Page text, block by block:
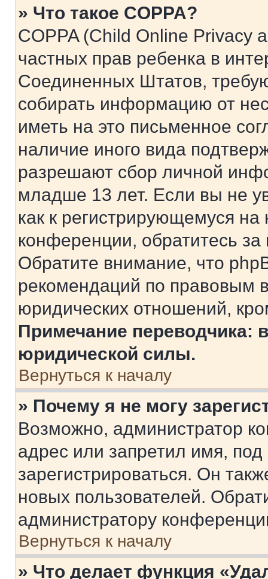
» Что такое COPPA?
COPPA (Child Online Privacy
частных прав ребенка в
Соединенных Штатов,
собирать информацию от
иметь на это письменное
наличие иного вида
разрешают сбор личной
младше 13 лет. Если вы не
как к регистрирующемуся
конференции, обратитесь
Обратите внимание, что
рекомендаций по правовым
юридических отношений,
Примечание переводчика:
юридической силы.
Вернуться к началу
» Почему я не могу
Возможно, администратор
адрес или запретил имя,
зарегистрироваться. Он
новых пользователей.
администратору
Вернуться к началу
» Что делает функция